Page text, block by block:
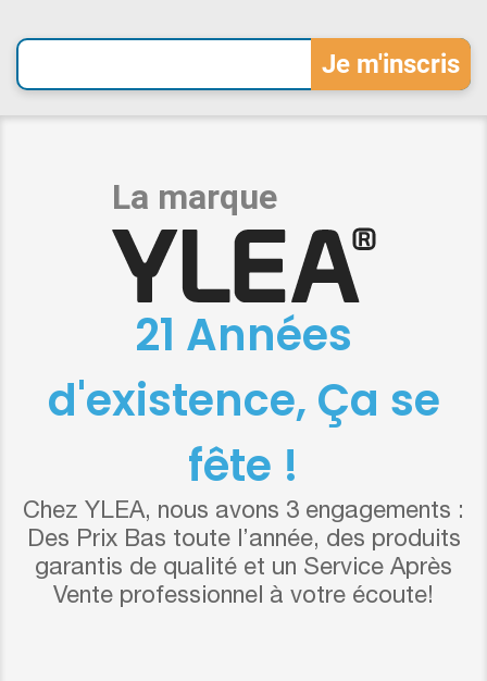
21 Années
d'existence, Ça se
fête !
Chez YLEA, nous avons 3 engagements :
Des Prix Bas toute l’année, des produits
garantis de qualité et un Service Après
Vente professionnel à votre écoute!